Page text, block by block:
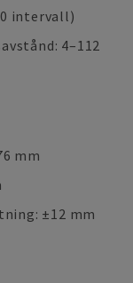
intervall)
4–112
mm
±12 mm